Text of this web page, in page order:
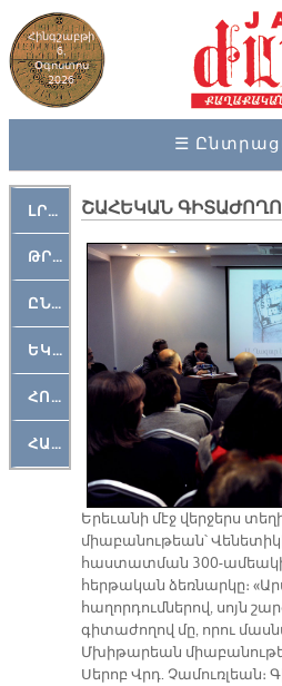
Հինգշաբթի
6,
Օգոստոս
2026
☰
ԼՐԱՀՈՍ
ԹՐՔԱՀԱՅ ԿԵԱՆՔ
ԸՆԿԵՐԱՄՇԱԿՈՒԹԱՅԻՆ
ԵԿԵՂԵՑԱԿԱՆ
ՀՈԳԵՄՏԱՒՈՐ
ՀԱՐԹԱԿ
ՇԱՀԵԿԱՆ
Երեւանի մէջ վերջերս
միաբանութեան՝
հաստատման 300-
հերթական ձեռնարկը։
հաղորդումներով, սոյն
գիտաժողով մը, որու
Մխիթարեան
Սերոբ Վրդ. Չամուռլեան։